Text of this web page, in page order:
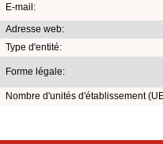
E-mail:
Adresse web:
Type d'entité:
Forme légale:
Nombre d'unités d'établissement